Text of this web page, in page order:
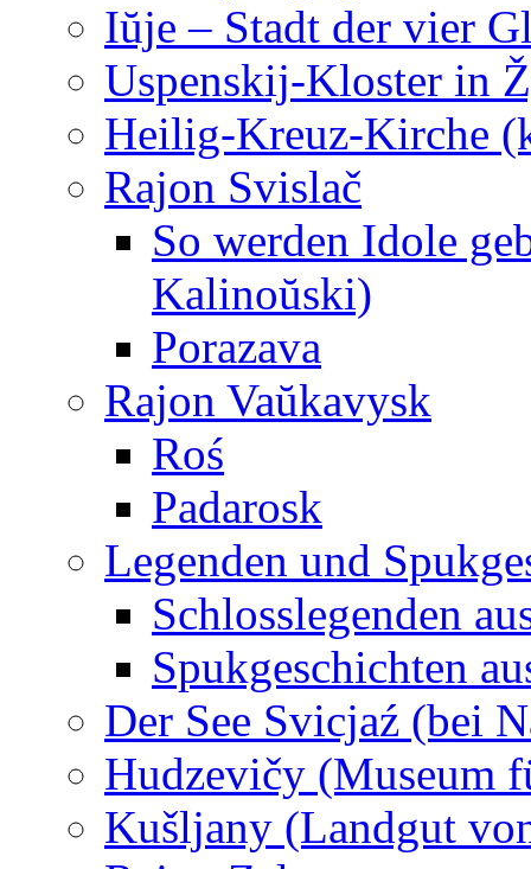
Iŭje – Stadt der vier
Uspenskij-Kloster in
Heilig-Kreuz-Kirche
Rajon Svislač
So werden Idole
Kalinoŭski)
Porazava
Rajon Vaŭkavysk
Roś
Padarosk
Legenden und
Schlosslegenden
Spukgeschichten
Der See Svicjaź (bei
Hudzevičy (Museum
Kušljany (Landgut